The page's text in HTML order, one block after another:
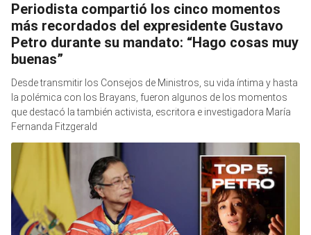
Periodista compartió los cinco momentos
más recordados del expresidente Gustavo
Petro durante su mandato: “Hago cosas muy
buenas”
Desde transmitir los Consejos de Ministros, su vida íntima y hasta
la polémica con los Brayans, fueron algunos de los momentos
que destacó la también activista, escritora e investigadora María
Fernanda Fitzgerald